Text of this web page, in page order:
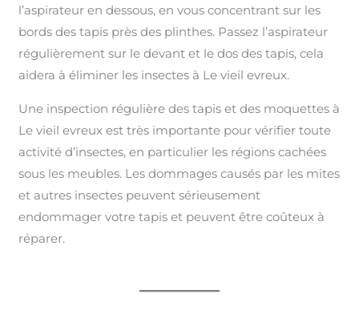
l’aspirateur en dessous, en vous concentrant sur les
bords des tapis près des plinthes. Passez l’aspirateur
régulièrement sur le devant et le dos des tapis, cela
aidera à éliminer les insectes à Le vieil evreux.
Une inspection régulière des tapis et des moquettes à
Le vieil evreux est très importante pour vérifier toute
activité d’insectes, en particulier les régions cachées
sous les meubles. Les dommages causés par les mites
et autres insectes peuvent sérieusement
endommager votre tapis et peuvent être coûteux à
réparer.